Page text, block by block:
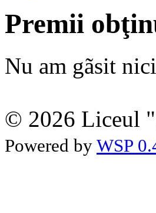
Premii
Nu am gãsit
© 2026 Liceul
Powered by WSP